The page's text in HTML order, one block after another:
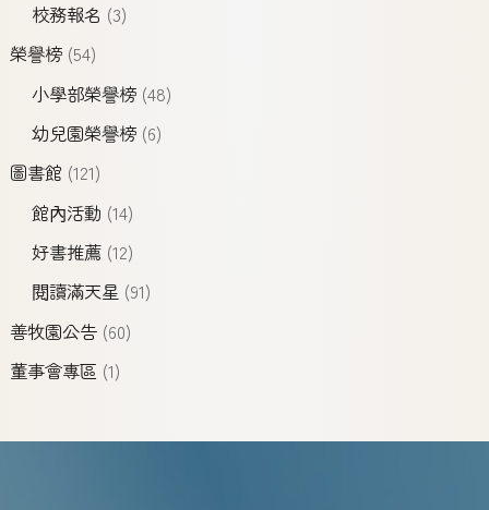
校務報名 (3)
榮譽榜(54)
小學部榮譽榜(48)
幼兒園榮譽榜(6)
圖書館(121)
館內活動 (14)
好書推薦(12)
閱讀滿天星 (91)
善牧園公告(60)
董事會專區 (1)